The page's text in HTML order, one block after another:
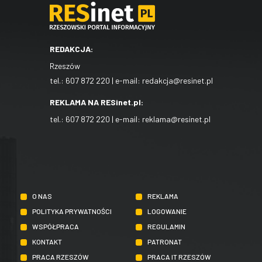
REDAKCJA:
Rzeszów
tel.: 607 872 220 | e-mail: redakcja@resinet.pl
REKLAMA NA RESinet.pl:
tel.: 607 872 220 | e-mail: reklama@resinet.pl
O NAS
REKLAMA
POLITYKA PRYWATNOŚCI
LOGOWANIE
WSPÓŁPRACA
REGULAMIN
KONTAKT
PATRONAT
PRACA RZESZÓW
PRACA IT RZESZÓW